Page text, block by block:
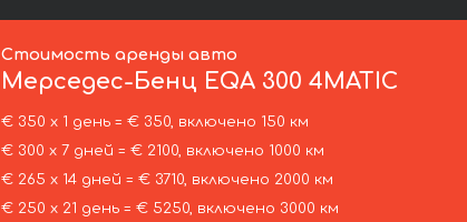
Стоимость аренды авто
Мерседес-Бенц EQA 300 4MATIC
€ 350 х 1 день = € 350, включено 150 км
€ 300 х 7 дней = € 2100, включено 1000 км
€ 265 х 14 дней = € 3710, включено 2000 км
€ 250 х 21 день = € 5250, включено 3000 км